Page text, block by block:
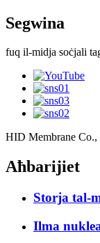
Segwina
fuq il-midja soċjali
HID Membrane Co.,
Aħbarijiet
Storja tal-
Ilma